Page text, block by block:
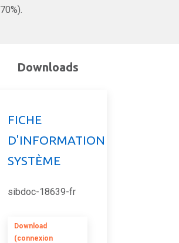
70%).
Downloads
FICHE
D'INFORMATION
SYSTÈME
sibdoc-18639-fr
Download
(connexion